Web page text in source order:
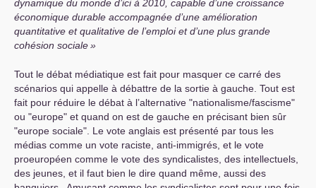
dynamique du monde d’ici à 2010, capable d’une croissance
économique durable accompagnée d’une amélioration
quantitative et qualitative de l’emploi et d’une plus grande
cohésion sociale»
Tout le débat médiatique est fait pour masquer ce carré des
scénarios qui appelle à débattre de la sortie à gauche. Tout est
fait pour réduire le débat à l’alternative "nationalisme/fascisme"
ou "europe" et quand on est de gauche en précisant bien sûr
"europe sociale". Le vote anglais est présenté par tous les
médias comme un vote raciste, anti-immigrés, et le vote
proeuropéen comme le vote des syndicalistes, des intellectuels,
des jeunes, et il faut bien le dire quand même, aussi des